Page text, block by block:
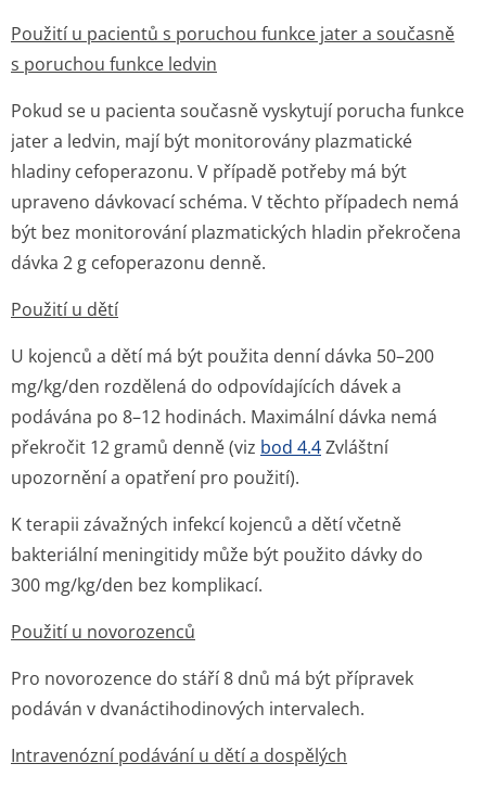
Použití u pacientů s poruchou funkce jater a současně
s poruchou funkce ledvin
Pokud se u pacienta současně vyskytují porucha funkce
jater a ledvin, mají být monitorovány plazmatické
hladiny cefoperazonu. V případě potřeby má být
upraveno dávkovací schéma. V těchto případech nemá
být bez monitorování plazmatických hladin překročena
dávka 2 g cefoperazonu denně.
Použití u dětí
U kojenců a dětí má být použita denní dávka 50–200
mg/kg/den rozdělená do odpovídajících dávek a
podávána po 8–12 hodinách. Maximální dávka nemá
překročit 12 gramů denně (viz bod 4.4Zvláštní
upozornění a opatření pro použití).
K terapii závažných infekcí kojenců a dětí včetně
bakteriální meningitidy může být použito dávky do
300 mg/kg/den bez komplikací.
Použití u novorozenců
Pro novorozence do stáří 8 dnů má být přípravek
podáván v dvanáctihodi­nových intervalech.
Intravenózní podávání u dětí a dospělých